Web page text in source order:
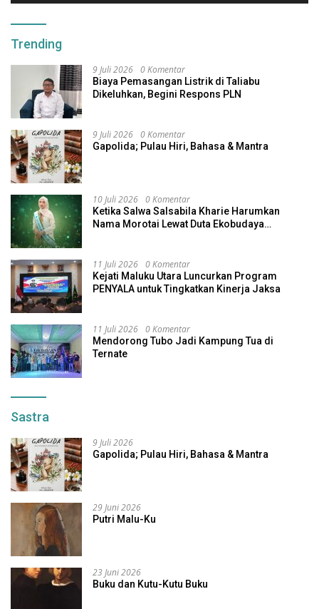
Trending
9 Juli 2026 0 Komentar
Biaya Pemasangan Listrik di Taliabu
Dikeluhkan, Begini Respons PLN
9 Juli 2026 0 Komentar
Gapolida; Pulau Hiri, Bahasa & Mantra
10 Juli 2026 0 Komentar
Ketika Salwa Salsabila Kharie Harumkan
Nama Morotai Lewat Duta Ekobudaya
11 Juli 2026 0 Komentar
Kejati Maluku Utara Luncurkan Program
PENYALA untuk Tingkatkan Kinerja Jaksa
11 Juli 2026 0 Komentar
Mendorong Tubo Jadi Kampung Tua di
Ternate
Sastra
9 Juli 2026
Gapolida; Pulau Hiri, Bahasa & Mantra
29 Juni 2026
Putri Malu-Ku
23 Juni 2026
Buku dan Kutu-Kutu Buku